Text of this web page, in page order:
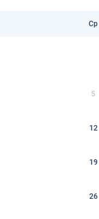
Ср
5
12
19
26